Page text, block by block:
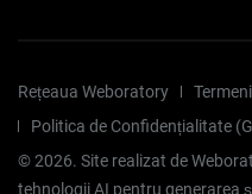
Rețeaua Weboratory
Politica de Confidențialitate
©2026. Site realizat de
tehnologii AI pentru generarea